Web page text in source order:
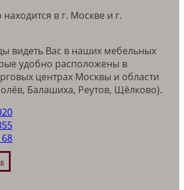
в г. Москве и г.
видеть Вас в наших мебельных
удобно расположены в
центрах Москвы и области
Балашиха, Реутов, Щёлково).